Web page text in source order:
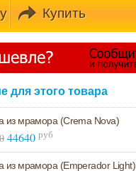
Купить
для этого товара
из мрамора (Crema Nova)
44640 руб
из мрамора (Emperador Light)